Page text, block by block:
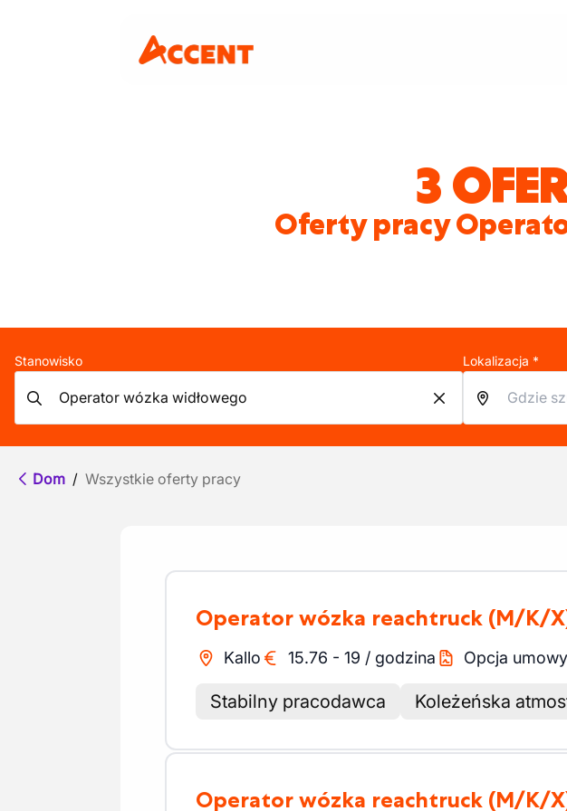
3
Oferty pracy
Stanowisko Lokalizacja *
Dom / Wszystkie oferty pracy
Operator wózka reachtruck (M/K/
Kallo 15.76 - 19 / godzina Opcja
Stabilny pracodawca Koleżeńska
Operator wózka reachtruck (M/K/